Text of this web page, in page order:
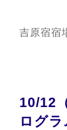
吉原宿宿
10/12
ログラ